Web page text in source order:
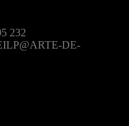
232
DE-